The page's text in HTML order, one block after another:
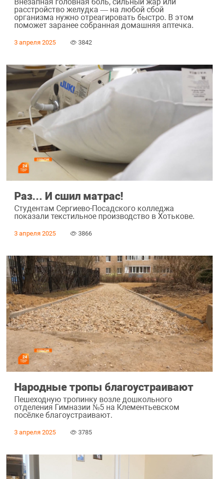
расстройство желудка — на любой сбой
организма нужно отреагировать быстро. В этом
поможет заранее собранная домашняя аптечка.
3 апреля 2025 3842
Раз... И сшил матрас!
Студентам Сергиево-Посадского колледжа
показали текстильное производство в Хотькове.
3 апреля 2025 3866
Народные тропы благоустраивают
Пешеходную тропинку возле дошкольного
отделения Гимназии №5 на Клементьевском
посёлке благоустраивают.
3 апреля 2025 3785